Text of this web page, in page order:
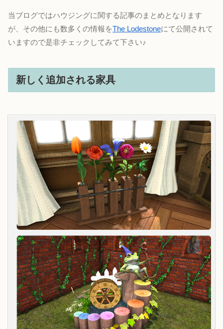
当ブログではハウジングに関する記事のまとめとなります
が、その他にも数多くの情報をThe Lodestoneにて公開されて
いますので是非チェックしてみて下さい♪
新しく追加される家具